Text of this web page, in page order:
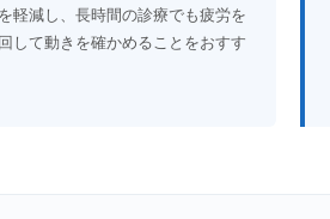
軽減し、長時間の診療でも疲労を
して動きを確かめることをおすす